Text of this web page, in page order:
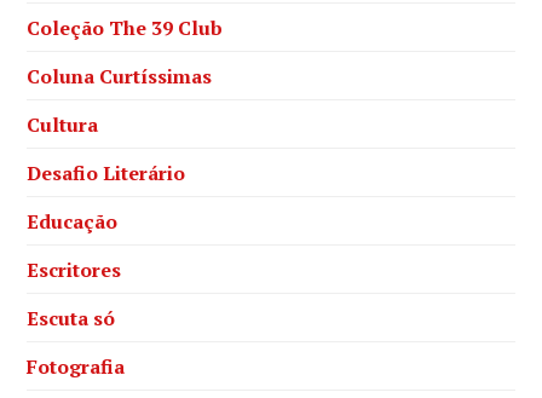
Coleção The 39 Club
Coluna Curtíssimas
Cultura
Desafio Literário
Educação
Escritores
Escuta só
Fotografia